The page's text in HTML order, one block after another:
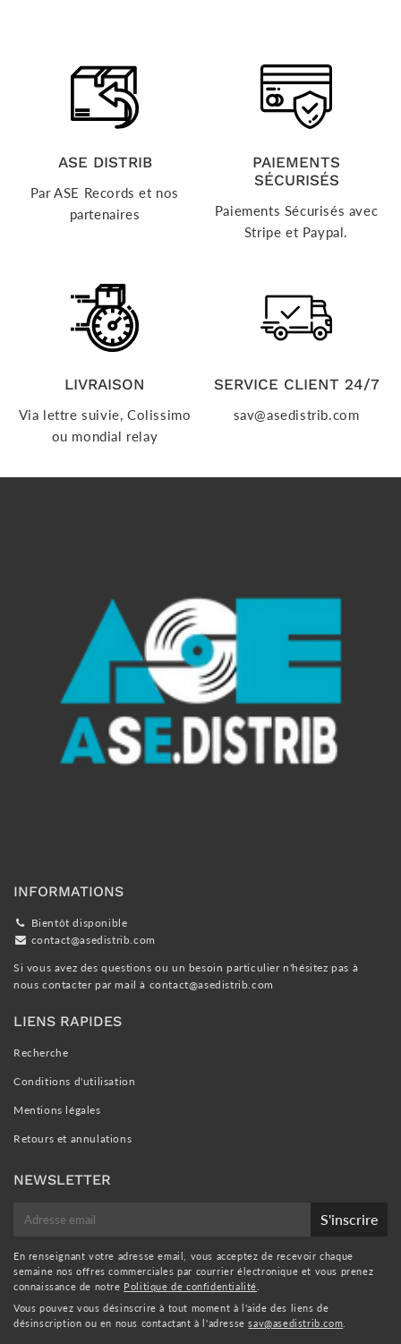
ASE DISTRIB
Par ASE Records et nos
partenaires
PAIEMENTS
SÉCURISÉS
Paiements Sécurisés avec
Stripe et Paypal.
LIVRAISON
Via lettre suivie, Colissimo
ou mondial relay
SERVICE CLIENT 24/7
sav@asedistrib.com
INFORMATIONS
Bientôt disponible
contact@asedistrib.com
Si vous avez des questions ou un besoin particulier n'hésitez pas à
nous contacter par mail à contact@asedistrib.com
LIENS RAPIDES
Recherche
Conditions d'utilisation
Mentions légales
Retours et annulations
NEWSLETTER
mail
S'inscrire
En renseignant votre adresse email, vous acceptez de recevoir chaque
semaine nos offres commerciales par courrier électronique et vous prenez
connaissance de notre Politique de confidentialité
Vous pouvez vous désinscrire à tout moment à l'aide des liens de
désinscription ou en nous contactant à l'adressesav@asedistrib.com